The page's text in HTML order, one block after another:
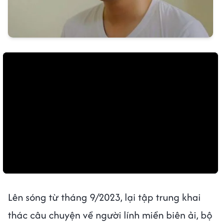
Lên sóng từ tháng 9/2023, lại tập trung khai
thác câu chuyện về người lính miền biên ải, bộ